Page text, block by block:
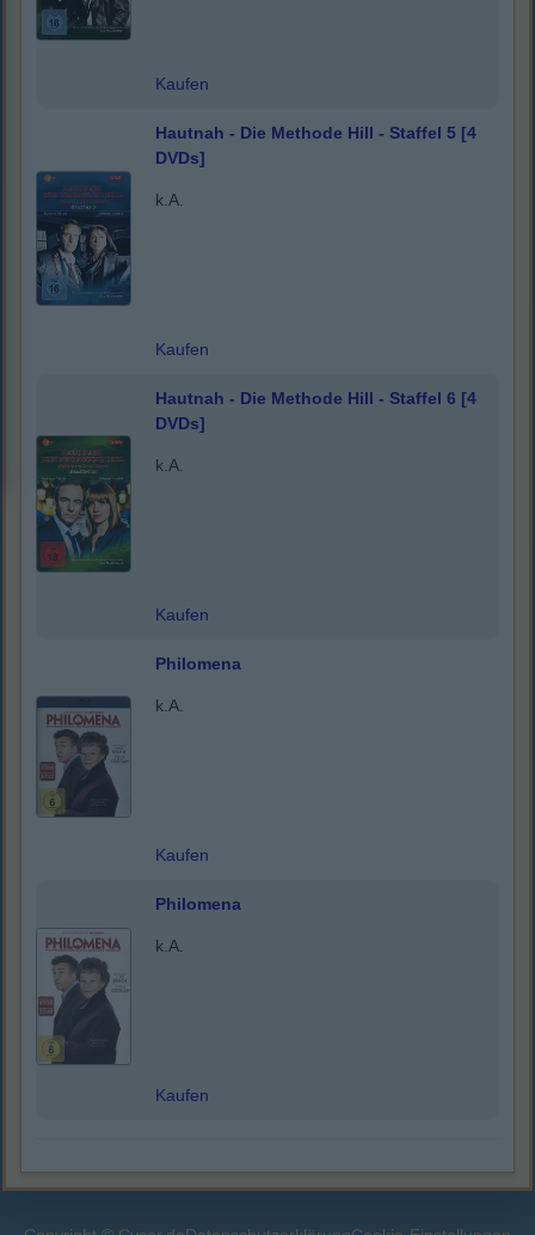
Kaufen
Hautnah - Die Methode Hill - Staffel 5 [4
DVDs]
k.A.
Kaufen
Hautnah - Die Methode Hill - Staffel 6 [4
DVDs]
k.A.
Kaufen
Philomena
k.A.
Kaufen
Philomena
k.A.
Kaufen